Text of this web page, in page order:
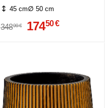
45 cm 50 cm
34899 € 17450 €